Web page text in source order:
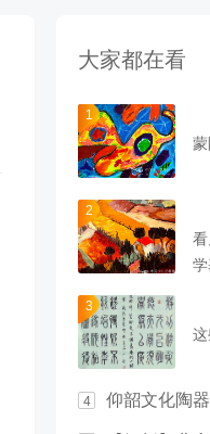
大家都在看
1
2
学
3
这
4 仰韶文化陶